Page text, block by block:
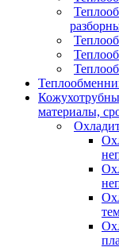
материалы,